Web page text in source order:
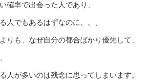
確率で出会った人であり、
人でもあるはずなのに、、、
りも、なぜ自分の都合ばかり優先して、
人が多いのは残念に思ってしまいます。